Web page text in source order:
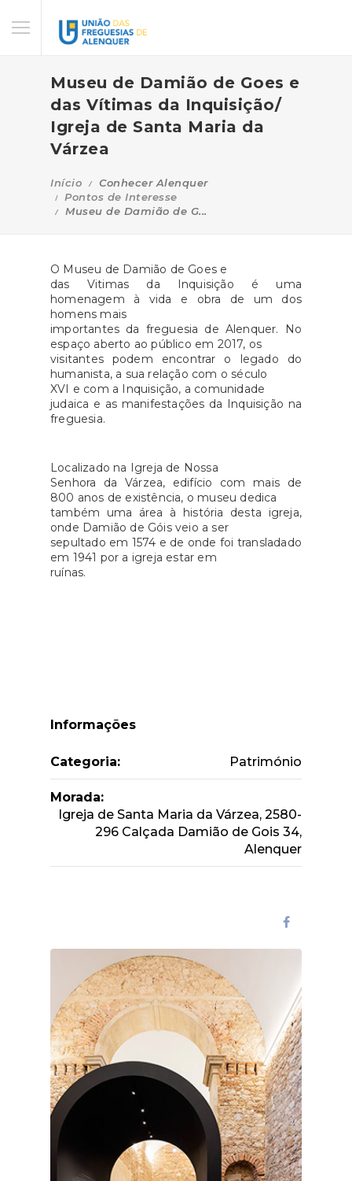
Museu de Damião de Goes e
das Vítimas da Inquisição/
Igreja de Santa Maria da
Várzea
Início
Conhecer Alenquer
Pontos de Interesse
Museu de Damião de G...
O Museu de Damião de Goes e
das Vitimas da Inquisição é uma
homenagem à vida e obra de um dos
homens mais
importantes da freguesia de Alenquer. No
espaço aberto ao público em 2017, os
visitantes podem encontrar o legado do
humanista, a sua relação com o século
XVI e com a Inquisição, a comunidade
judaica e as manifestações da Inquisição na
freguesia.
Localizado na Igreja de Nossa
Senhora da Várzea, edifício com mais de
800 anos de existência, o museu dedica
também uma área à história desta igreja,
onde Damião de Góis veio a ser
sepultado em 1574 e de onde foi transladado
em 1941 por a igreja estar em
ruínas.
Informações
Categoria: Património
Morada:
Igreja de Santa Maria da Várzea, 2580-
296 Calçada Damião de Gois 34,
Alenquer